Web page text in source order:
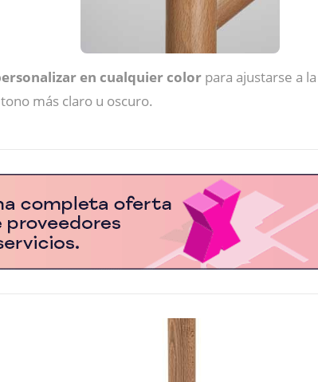
en cualquier color para ajustarse a
más claro u oscuro.